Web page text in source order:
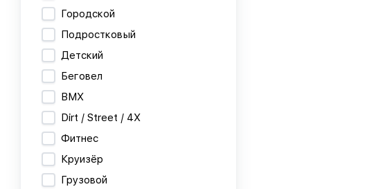
Городской
Подростковый
Детский
Беговел
BMX
Dirt / Street / 4X
Фитнес
Круизёр
Грузовой